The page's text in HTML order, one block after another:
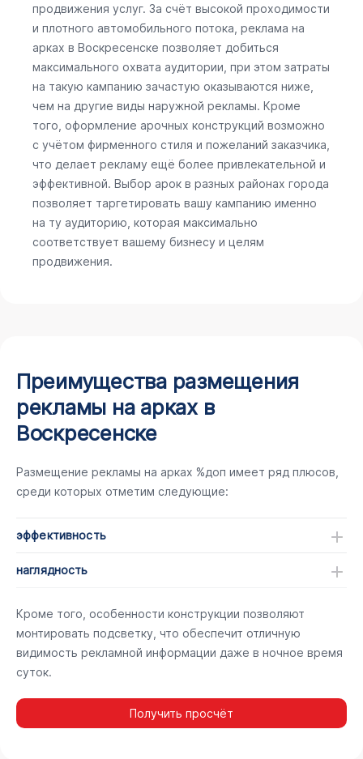
продвижения услуг. За счёт высокой проходимости
и плотного автомобильного потока, реклама на
арках в Воскресенске позволяет добиться
максимального охвата аудитории, при этом затраты
на такую кампанию зачастую оказываются ниже,
чем на другие виды наружной рекламы. Кроме
того, оформление арочных конструкций возможно
с учётом фирменного стиля и пожеланий заказчика,
что делает рекламу ещё более привлекательной и
эффективной. Выбор арок в разных районах города
позволяет таргетировать вашу кампанию именно
на ту аудиторию, которая максимально
соответствует вашему бизнесу и целям
продвижения.
Преимущества размещения
рекламы на арках в
Воскресенске
Размещение рекламы на арках %доп имеет ряд плюсов,
среди которых отметим следующие:
эффективность
наглядность
Кроме того, особенности конструкции позволяют
монтировать подсветку, что обеспечит отличную
видимость рекламной информации даже в ночное время
суток.
Получить просчёт